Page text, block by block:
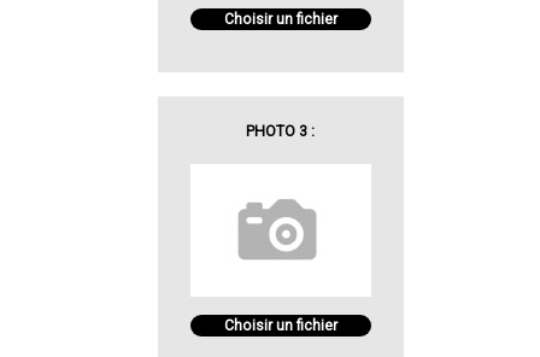
Choisir un fichier
PHOTO 3 :
Choisir un fichier